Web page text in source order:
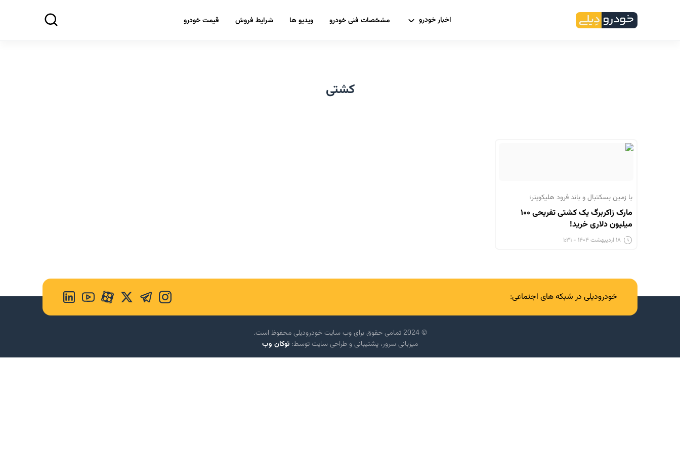
اخبار خودرو مشخصات فنی خودرو ویدیو ها شرایط فروش قیمت خودرو
کشتی
با زمین بسکتبال و باند فرود هلیکوپتر؛
مارک زاکربرگ یک کشتی تفریحی ۱۰۰
میلیون دلاری خرید!
۱۸ اردیبهشت ۱۴۰۴ - ۱:۳۱
خودرودیلی در شبکه های اجتماعی:
© 2024 تمامی حقوق برای وب سایت خودرودیلی محفوظ است.
میزبانی سرور، پشتیبانی و طراحی سایت توسط: توکان وب